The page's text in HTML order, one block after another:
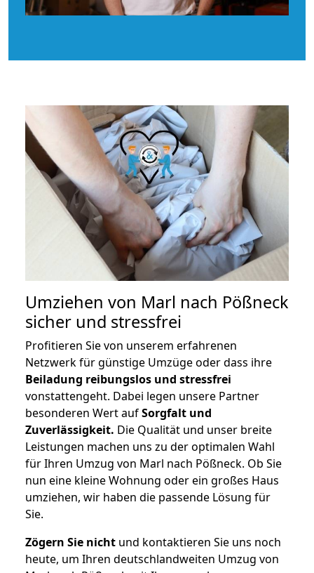
Umziehen von Marl nach Pößneck
sicher und stressfrei
Profitieren Sie von unserem erfahrenen
Netzwerk für günstige Umzüge oder dass ihre
Beiladung reibungslos und stressfrei
vonstattengeht. Dabei legen unsere Partner
besonderen Wert aufSorgfalt und
Zuverlässigkeit. Die Qualität und unser breite
Leistungen machen uns zu der optimalen Wahl
für Ihren Umzug von Marl nach Pößneck. Ob Sie
nun eine kleine Wohnung oder ein großes Haus
umziehen, wir haben die passende Lösung für
Sie.
Zögern Sie nicht und kontaktieren Sie uns noch
heute, um Ihren deutschlandweiten Umzug von